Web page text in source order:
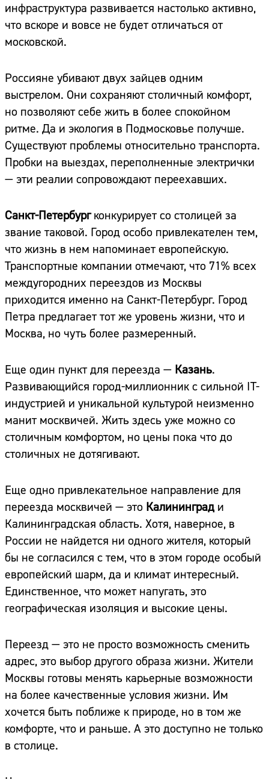
инфраструктура развивается настолько активно,
что вскоре и вовсе не будет отличаться от
московской.
Россияне убивают двух зайцев одним
выстрелом. Они сохраняют столичный комфорт,
но позволяют себе жить в более спокойном
ритме. Да и экология в Подмосковье получше.
Существуют проблемы относительно транспорта.
Пробки на выездах, переполненные электрички
— эти реалии сопровождают переехавших.
Санкт-Петербургконкурирует со столицей за
звание таковой. Город особо привлекателен тем,
что жизнь в нем напоминает европейскую.
Транспортные компании отмечают, что 71% всех
междугородних переездов из Москвы
приходится именно на Санкт-Петербург. Город
Петра предлагает тот же уровень жизни, что и
Москва, но чуть более размеренный.
Еще один пункт для переезда — Казань.
Развивающийся город-миллионник с сильной IT-
индустрией и уникальной культурой неизменно
манит москвичей. Жить здесь уже можно со
столичным комфортом, но цены пока что до
столичных не дотягивают.
Еще одно привлекательное направление для
переезда москвичей — это Калинингради
Калининградская область. Хотя, наверное, в
России не найдется ни одного жителя, который
бы не согласился с тем, что в этом городе особый
европейский шарм, да и климат интересный.
Единственное, что может напугать, это
географическая изоляция и высокие цены.
Переезд — это не просто возможность сменить
адрес, это выбор другого образа жизни. Жители
Москвы готовы менять карьерные возможности
на более качественные условия жизни. Им
хочется быть поближе к природе, но в том же
комфорте, что и раньше. А это доступно не только
в столице.